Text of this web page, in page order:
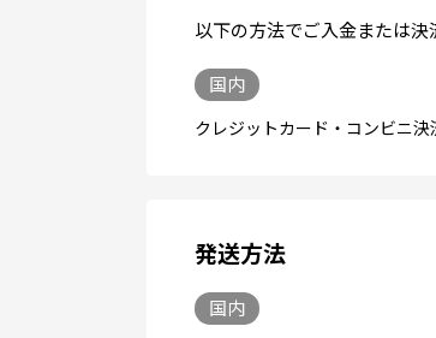
以下の方法でご入金または
国内
クレジットカード・コンビニ
発送方法
国内